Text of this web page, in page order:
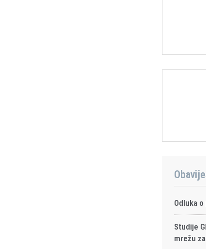
Odluka
Studije
mrežu